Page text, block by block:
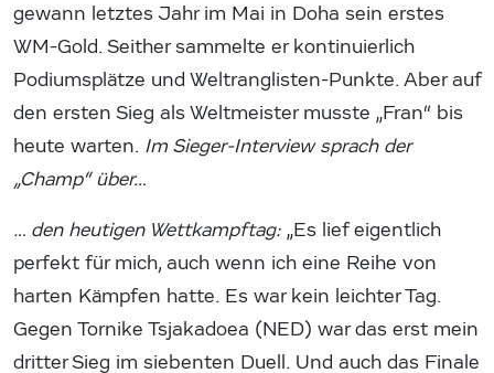
gewann letztes Jahr im Mai in Doha sein erstes
WM-Gold. Seither sammelte er kontinuierlich
Podiumsplätze und Weltranglisten-Punkte. Aber auf
den ersten Sieg als Weltmeister musste „Fran“ bis
heute warten. Im Sieger-Interview sprach der
„Champ“ über…
… den heutigen Wettkampftag: „Es lief eigentlich
perfekt für mich, auch wenn ich eine Reihe von
harten Kämpfen hatte. Es war kein leichter Tag.
Gegen Tornike Tsjakadoea (NED) war das erst mein
dritter Sieg im siebenten Duell. Und auch das Finale